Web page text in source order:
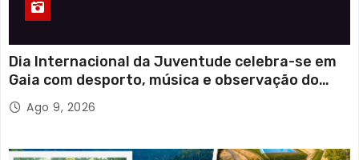
Dia Internacional da Juventude celebra-se em
Gaia com desporto, música e observação do
eclipse solar
Ago 9, 2026